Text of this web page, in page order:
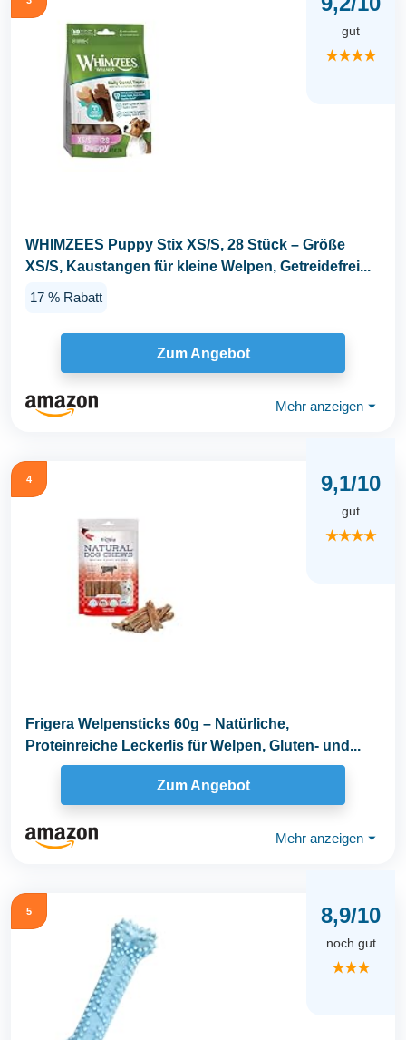
gut
★★★★
WHIMZEES Puppy Stix XS/S, 28 Stück – Größe
XS/S, Kaustangen für kleine Welpen, Getreidefrei...
17 % Rabatt
Zum Angebot
Mehr anzeigen ⏷
4 9,1/10
gut
★★★★
Frigera Welpensticks 60g – Natürliche,
Proteinreiche Leckerlis für Welpen, Gluten- und...
Zum Angebot
Mehr anzeigen ⏷
5 8,9/10
noch gut
★★★